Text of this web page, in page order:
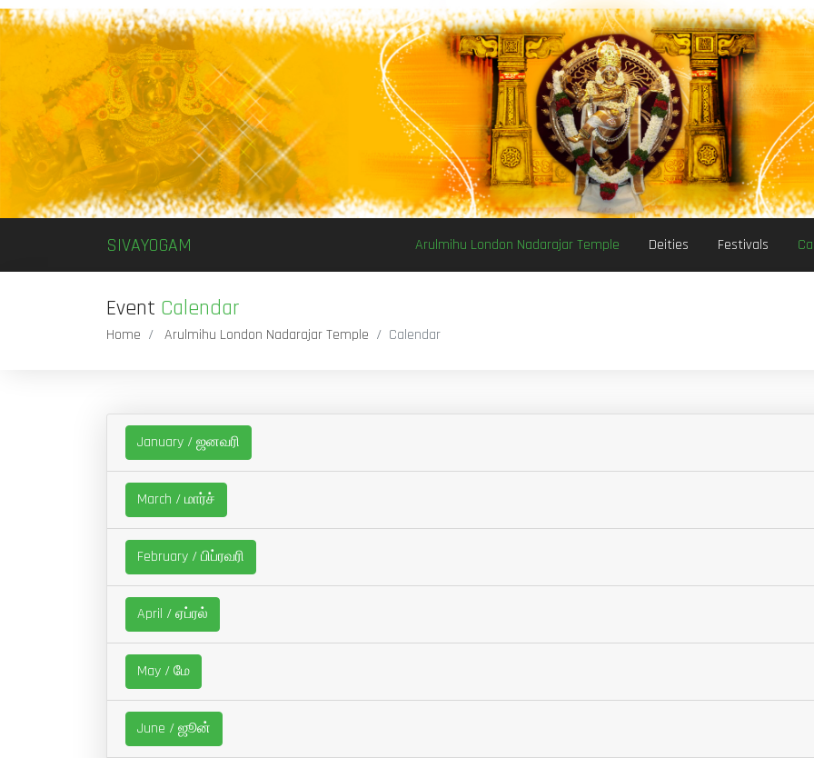
SIVAYOGAM Arulmihu London Nadarajar Temple Deities Festivals
Event Calendar
Home Arulmihu London Nadarajar Temple Calendar
January / ஜனவரி
March / மார்ச்
February / பிப்ரவரி
April / ஏப்ரல்
May / மே
June / ஜூன்